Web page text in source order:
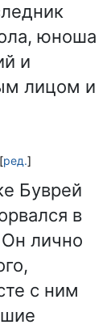
юноша
и
лицом и
[ред.]
Буврей
в
лично
с ним